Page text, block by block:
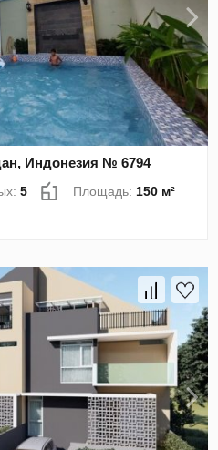
Индонезия № 6794
5 Площадь: 150 м²